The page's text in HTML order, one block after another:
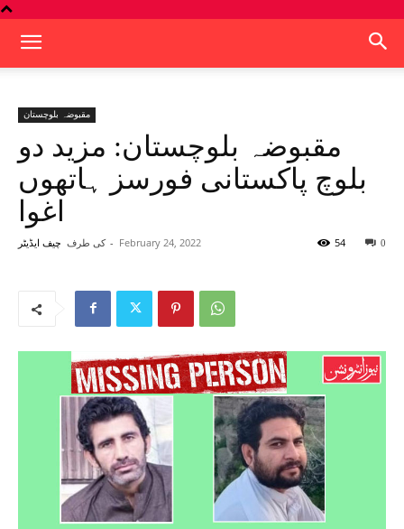
مقبوضہ بلوچستان
مقبوضہ بلوچستان: مزید دو
بلوچ پاکستانی فورسز ہاتھوں
اغوا
کی طرف چیف ایڈیٹر - February 24, 2022 0
54